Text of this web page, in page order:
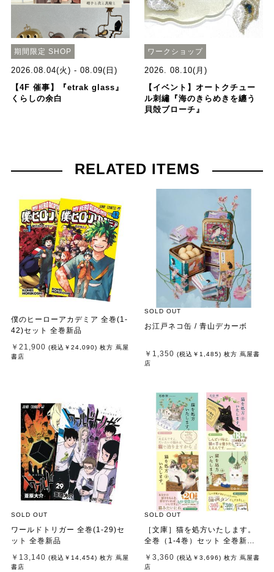
期間限定 SHOP
2026.08.04(火) - 08.09(日)
【4F 催事】『etrak glass』
くらしの余白
ワークショップ
2026. 08.10(月)
【イベント】オートクチュー
ル刺繡『海のきらめきを纏う
貝殻ブローチ』
RELATED ITEMS
僕のヒーローアカデミア 全巻(1-
42)セット 全巻新品
￥21,900 (税込 ￥24,090) 枚方 蔦屋
書店
SOLD OUT
お江戸ネコ缶 / 青山デカーボ
￥1,350 (税込 ￥1,485) 枚方 蔦屋書
店
SOLD OUT
ワールドトリガー 全巻(1-29)セ
ット 全巻新品
￥13,140 (税込 ￥14,454) 枚方 蔦屋
書店
SOLD OUT
［文庫］猫を処方いたします。
全巻（1-4巻）セット 全巻新品 /
￥3,360 (税込 ￥3,696) 枚方 蔦屋書
店